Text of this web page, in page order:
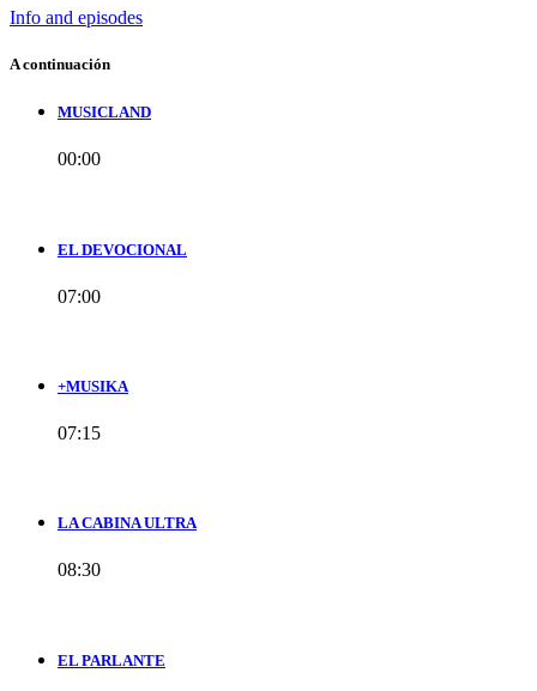
Info and episodes
A continuación
MUSICLAND
00:00
EL DEVOCIONAL
07:00
+MUSIKA
07:15
LA CABINA ULTRA
08:30
EL PARLANTE